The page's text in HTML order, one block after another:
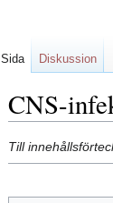
CNS-
Hoppa
till
Hoppa
till
Till
Sida Diskussion